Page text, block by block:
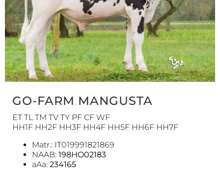
GO-FARM MANGUSTA
ET TL TM TV TY PF CF WF
HH1F HH2F HH3F HH4F HH5F HH6F HH7F
Matr.: IT019991821869
NAAB: 198HO02183
aAa: 234165